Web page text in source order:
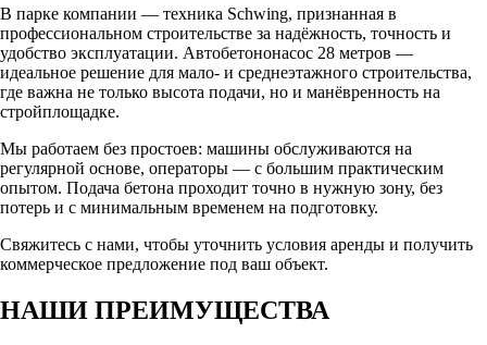
В парке компании — техника Schwing, признанная в
профессиональном строительстве за надёжность, точность и
удобство эксплуатации. Автобетононасос 28 метров —
идеальное решение для мало- и среднеэтажного строительства,
где важна не только высота подачи, но и манёвренность на
стройплощадке.
Мы работаем без простоев: машины обслуживаются на
регулярной основе, операторы — с большим практическим
опытом. Подача бетона проходит точно в нужную зону, без
потерь и с минимальным временем на подготовку.
Свяжитесь с нами, чтобы уточнить условия аренды и получить
коммерческое предложение под ваш объект.
НАШИ ПРЕИМУЩЕСТВА